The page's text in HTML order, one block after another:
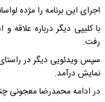
اجرای این برنامه را مژده
با کلیپی دیگر درباره
رفت.
سپس ویدئویی دیگر در
نمایش درآمد.
در ادامه محمدرضا معجونی